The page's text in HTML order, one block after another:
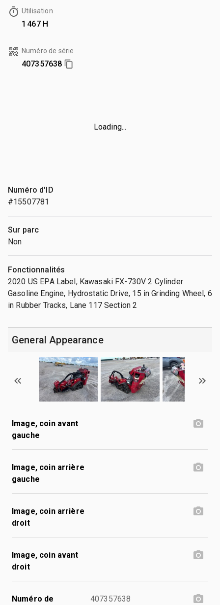
Utilisation
1 467 H
Numéro de série
407357638
Loading...
Numéro d'ID
#15507781
Sur parc
Non
Fonctionnalités
2020 US EPA Label, Kawasaki FX-730V 2 Cylinder
Gasoline Engine, Hydrostatic Drive, 15 in Grinding Wheel, 6
in Rubber Tracks, Lane 117 Section 2
General Appearance
Image, coin avant
gauche
Image, coin arrière
gauche
Image, coin arrière
droit
Image, coin avant
droit
Numéro de
407357638